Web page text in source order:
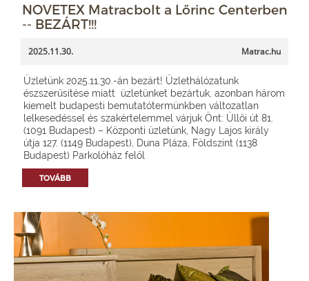
NOVETEX Matracbolt a Lőrinc Centerben
-- BEZÁRT!!!
2025.11.30. Matrac.hu
Üzletünk 2025.11.30.-án bezárt! Üzlethálózatunk
észszerűsítése miatt üzletünket bezártuk, azonban három
kiemelt budapesti bemutatótermünkben változatlan
lelkesedéssel és szakértelemmel várjuk Önt: Üllői út 81.
(1091 Budapest) – Központi üzletünk, Nagy Lajos király
útja 127. (1149 Budapest), Duna Pláza, Földszint (1138
Budapest) Parkolóház felől
TOVÁBB